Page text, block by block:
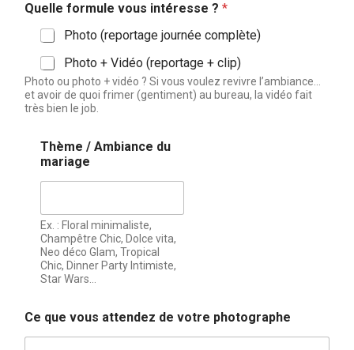
Quelle formule vous intéresse ? *
Photo (reportage journée complète)
Photo + Vidéo (reportage + clip)
Photo ou photo + vidéo ? Si vous voulez revivre l’ambiance…
et avoir de quoi frimer (gentiment) au bureau, la vidéo fait
très bien le job.
Thème / Ambiance du
mariage
Ex. : Floral minimaliste,
Champêtre Chic, Dolce vita,
Neo déco Glam, Tropical
Chic, Dinner Party Intimiste,
Star Wars…
Ce que vous attendez de votre photographe